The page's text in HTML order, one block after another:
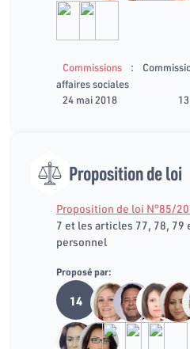
Commissions :
affaires sociales
24 mai 2018
Proposition de loi
Proposition de loi N°85/
7 et les articles 77, 78, 79
personnel
Proposé par:
14